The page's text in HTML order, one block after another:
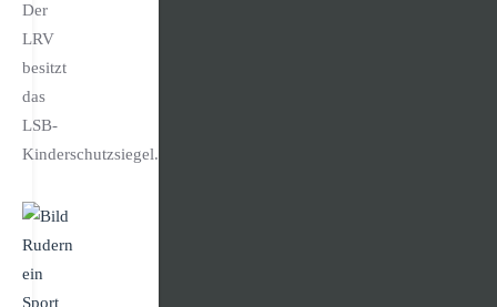
Der
LRV
besitzt
das
LSB-
Kinderschutzsiegel.